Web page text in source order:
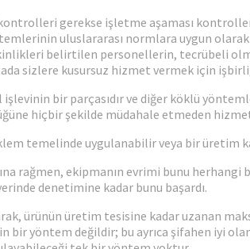
gerekse işletme aşaması
uluslararası normlara uygun
belirtilen personellerin, tecrübeli
sizlere kusursuz hizmet vermek için
bir parçasıdır ve diğer köklü
hiçbir şekilde müdahale etmeden
temelinde uygulanabilir veya bir
rağmen, ekipmanın evrimi bunu
denetimine kadar bunu başardı.
ürünün üretim tesisine kadar uzanan
bir yöntem değildir; bu ayrıca şifahen iyi